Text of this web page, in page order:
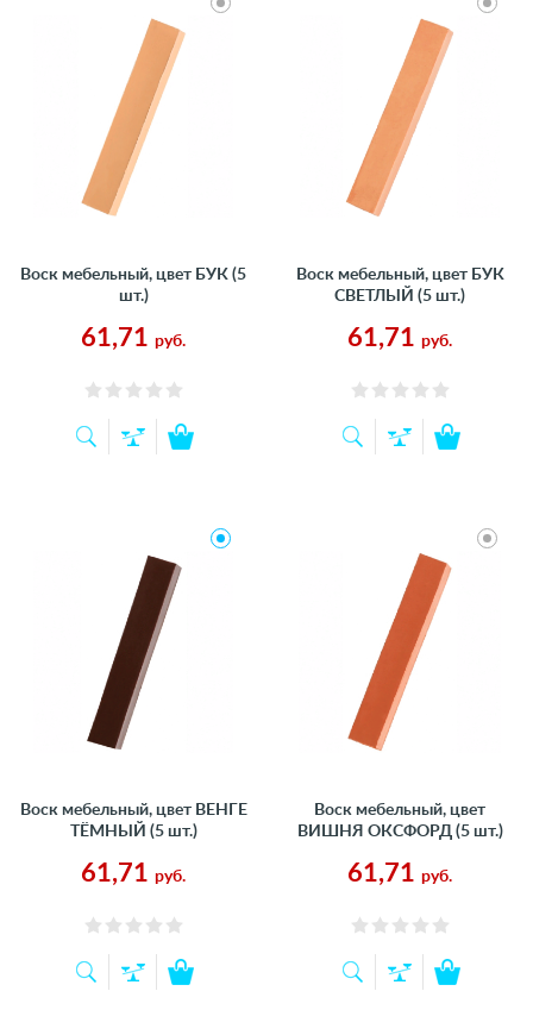
Воск мебельный, цвет БУК (5
шт.)
61,71 руб.
Воск мебельный, цвет БУК
СВЕТЛЫЙ (5 шт.)
61,71 руб.
Воск мебельный, цвет ВЕНГЕ
ТЁМНЫЙ (5 шт.)
61,71 руб.
Воск мебельный, цвет
ВИШНЯ ОКСФОРД (5 шт.)
61,71 руб.